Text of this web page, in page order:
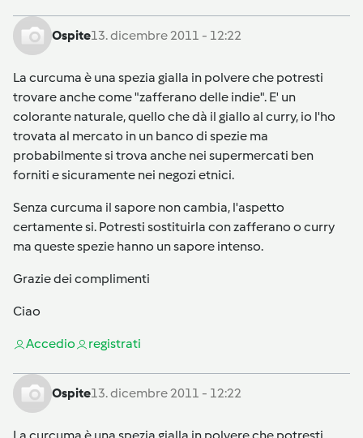
Ospite13. dicembre 2011 - 12:22
La curcuma è una spezia gialla in polvere che potresti
trovare anche come "zafferano delle indie". E' un
colorante naturale, quello che dà il giallo al curry, io l'ho
trovata al mercato in un banco di spezie ma
probabilmente si trova anche nei supermercati ben
forniti e sicuramente nei negozi etnici.
Senza curcuma il sapore non cambia, l'aspetto
certamente si. Potresti sostituirla con zafferano o curry
ma queste spezie hanno un sapore intenso.
Grazie dei complimenti
Ciao
Accedio registrati
Ospite13. dicembre 2011 - 12:22